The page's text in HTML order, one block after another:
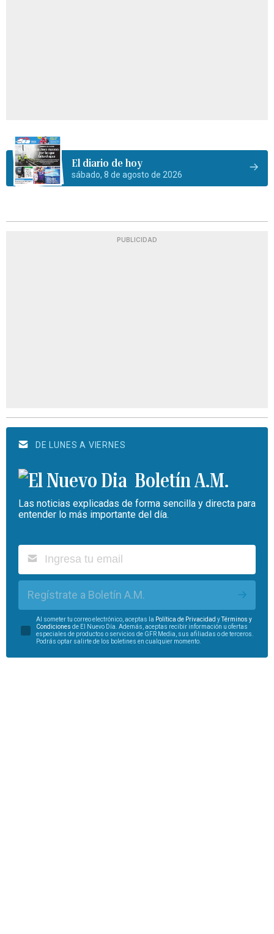
El diario de hoy
sábado, 8 de agosto de 2026
PUBLICIDAD
DE LUNES A VIERNES
Boletín A.M.
Las noticias explicadas de forma sencilla y directa para
entender lo más importante del día.
Regístrate a Boletín A.M.
Al someter tu correo electrónico, aceptas la Política de Privacidad yTérminos y
Condiciones de El Nuevo Día. Además, aceptas recibir información u ofertas
especiales de productos o servicios de GFR Media, sus afiliadas o de terceros.
Podrás optar salirte de los boletines en cualquier momento.